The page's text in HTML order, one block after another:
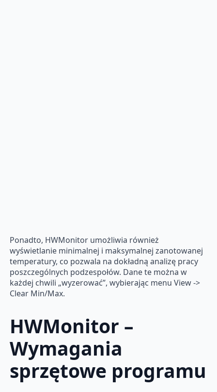
Ponadto, HWMonitor umożliwia również
wyświetlanie minimalnej i maksymalnej zanotowanej
temperatury, co pozwala na dokładną analizę pracy
poszczególnych podzespołów. Dane te można w
każdej chwili „wyzerować”, wybierając menu View ->
Clear Min/Max.
HWMonitor –
Wymagania
sprzętowe programu